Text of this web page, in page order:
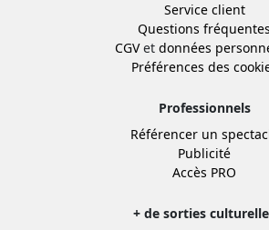
Service client
Questions fréquentes
CGVet données
Préférences des
Professionnels
Référencer un
Publicité
Accès PRO
+ de sorties